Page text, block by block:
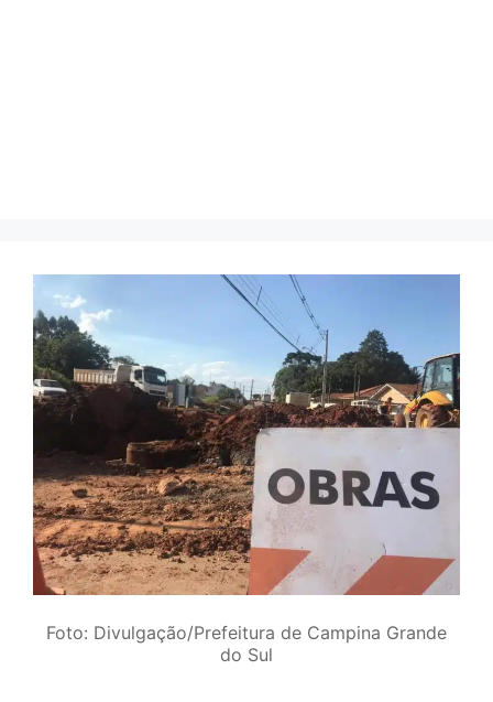
Foto: Divulgação/Prefeitura de Campina Grande
do Sul